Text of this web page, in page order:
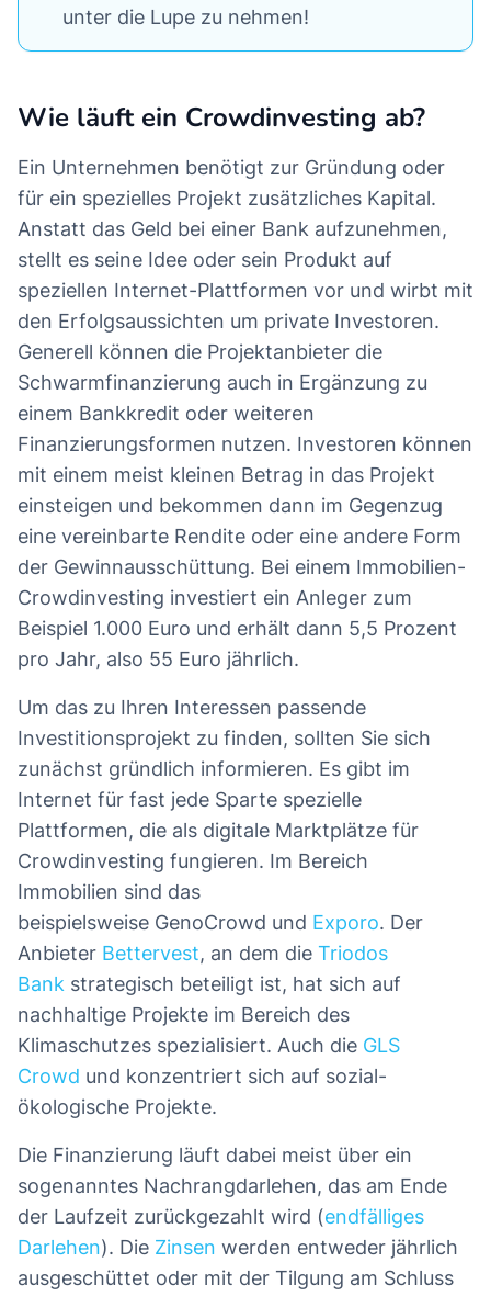
unter die Lupe zu nehmen!
Wie läuft ein Crowdinvesting ab?
Ein Unternehmen benötigt zur Gründung oder
für ein spezielles Projekt zusätzliches Kapital.
Anstatt das Geld bei einer Bank aufzunehmen,
stellt es seine Idee oder sein Produkt auf
speziellen Internet-Plattformen vor und wirbt mit
den Erfolgsaussichten um private Investoren.
Generell können die Projektanbieter die
Schwarmfinanzierung auch in Ergänzung zu
einem Bankkredit oder weiteren
Finanzierungsformen nutzen. Investoren können
mit einem meist kleinen Betrag in das Projekt
einsteigen und bekommen dann im Gegenzug
eine vereinbarte Rendite oder eine andere Form
der Gewinnausschüttung. Bei einem Immobilien-
Crowdinvesting investiert ein Anleger zum
Beispiel 1.000 Euro und erhält dann 5,5 Prozent
pro Jahr, also 55 Euro jährlich.
Um das zu Ihren Interessen passende
Investitionsprojekt zu finden, sollten Sie sich
zunächst gründlich informieren. Es gibt im
Internet für fast jede Sparte spezielle
Plattformen, die als digitale Marktplätze für
Crowdinvesting fungieren. Im Bereich
Immobilien sind das
beispielsweise GenoCrowd und Exporo. Der
Anbieter Bettervest, an dem die Triodos
Bank strategisch beteiligt ist, hat sich auf
nachhaltige Projekte im Bereich des
Klimaschutzes spezialisiert. Auch die GLS
Crowd und konzentriert sich auf sozial-
ökologische Projekte.
Die Finanzierung läuft dabei meist über ein
sogenanntes Nachrangdarlehen, das am Ende
der Laufzeit zurückgezahlt wird (endfälliges
Darlehen). Die Zinsen werden entweder jährlich
ausgeschüttet oder mit der Tilgung am Schluss